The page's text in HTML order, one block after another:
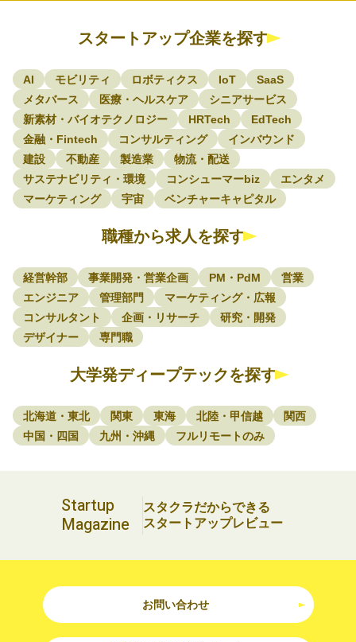
スタートアップ企業を探す
AI モビリティ ロボティクス IoT
SaaS
メタバース
医療・ヘルスケア
シニアサービス
新素材・バイオテクノロジー
HRTech
EdTech
金融・Fintech
コンサルティング
インバウンド
建設
不動産 製造業
物流・配送
サステナビリティ・環境
コンシューマーbiz
エンタメ
マーケティング
宇宙 ベンチャーキャピタル
職種から求人を探す
経営幹部 事業開発・営業企画 PM・PdM
営業
エンジニア
管理部門
マーケティング・広報
コンサルタント
企画・リサーチ
研究・開発
デザイナー
専門職
大学発ディープテックを探す
北海道・東北 関東 東海 北陸・甲信越
関西
中国・四国
九州・沖縄 フルリモートのみ
Startup
Magazine
スタクラだからできる
スタートアップレビュー
お問い合わせ